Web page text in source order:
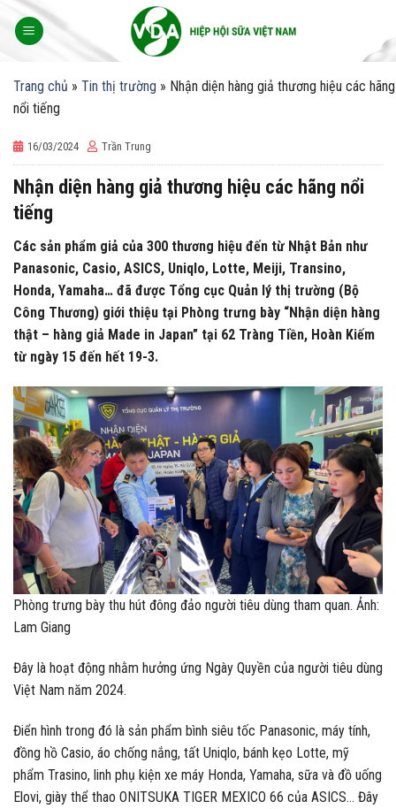
Trang chủ » Tin thị trường » Nhận diện hàng giả thương hiệu các hãng
nổi tiếng
16/03/2024 Trần Trung
Nhận diện hàng giả thương hiệu các hãng nổi
tiếng
Các sản phẩm giả của 300 thương hiệu đến từ Nhật Bản như
Panasonic, Casio, ASICS, Uniqlo, Lotte, Meiji, Transino,
Honda, Yamaha… đã được Tổng cục Quản lý thị trường (Bộ
Công Thương) giới thiệu tại Phòng trưng bày “Nhận diện hàng
thật – hàng giả Made in Japan” tại 62 Tràng Tiền, Hoàn Kiếm
từ ngày 15 đến hết 19-3.
Phòng trưng bày thu hút đông đảo người tiêu dùng tham quan. Ảnh:
Lam Giang
Đây là hoạt động nhằm hưởng ứng Ngày Quyền của người tiêu dùng
Việt Nam năm 2024.
Điển hình trong đó là sản phẩm bình siêu tốc Panasonic, máy tính,
đồng hồ Casio, áo chống nắng, tất Uniqlo, bánh kẹo Lotte, mỹ
phẩm Trasino, linh phụ kiện xe máy Honda, Yamaha, sữa và đồ uống
Elovi, giày thể thao ONITSUKA TIGER MEXICO 66 của ASICS… Đây